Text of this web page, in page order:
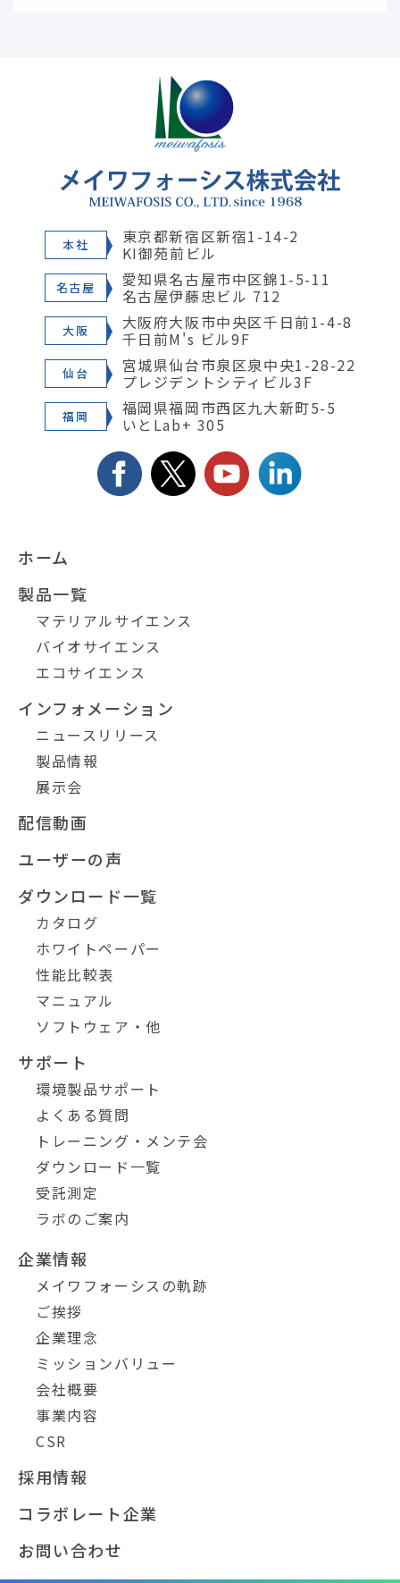
本社 東京都新宿区新宿1-14-2
KI御苑前ビル
名古屋 愛知県名古屋市中区錦1-5-11
名古屋伊藤忠ビル 712
大阪 大阪府大阪市中央区千日前1-4-8
千日前M's ビル9F
仙台 宮城県仙台市泉区泉中央1-28-22
プレジデントシティビル3F
福岡 福岡県福岡市西区九大新町5-5
いとLab+ 305
ホーム
製品一覧
マテリアルサイエンス
バイオサイエンス
エコサイエンス
インフォメーション
ニュースリリース
製品情報
展示会
配信動画
ユーザーの声
ダウンロード一覧
カタログ
ホワイトペーパー
性能比較表
マニュアル
ソフトウェア・他
サポート
環境製品サポート
よくある質問
トレーニング・メンテ会
ダウンロード一覧
受託測定
ラボのご案内
企業情報
メイワフォーシスの軌跡
ご挨拶
企業理念
ミッションバリュー
会社概要
事業内容
CSR
採用情報
コラボレート企業
お問い合わせ